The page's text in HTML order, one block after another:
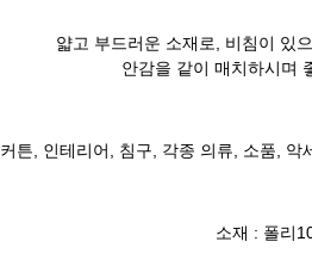
얇고 부드러운 소재로, 비침이 있
안감을 같이 매치하시며
커튼, 인테리어, 침구, 각종 의류, 소품, 악
소재 : 폴리